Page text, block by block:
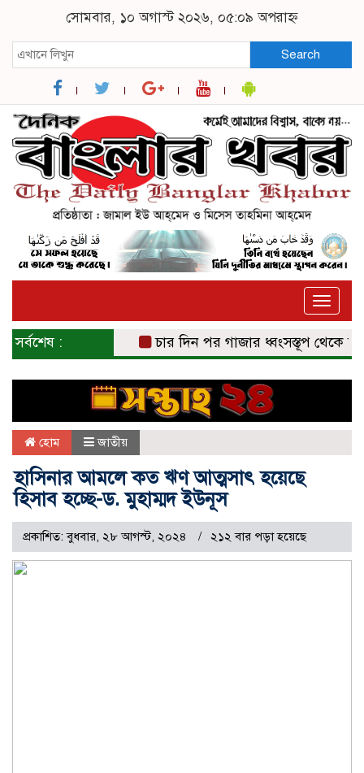
সোমবার, ১০ অগাস্ট ২০২৬, ০৫:০৯ অপরাহ্ন
Search
Toggle
সর্বশেষ : চার দিন পর গাজার ধ্বংসস্তূপ থেকে উদ্ধার
হোম জাতীয়
হাসিনার আমলে কত ঋণ আত্মসাৎ হয়েছে
হিসাব হচ্ছে-ড. মুহাম্মদ ইউনূস
প্রকাশিত: বুধবার, ২৮ আগস্ট, ২০২৪ ২১২ বার পড়া হয়েছে